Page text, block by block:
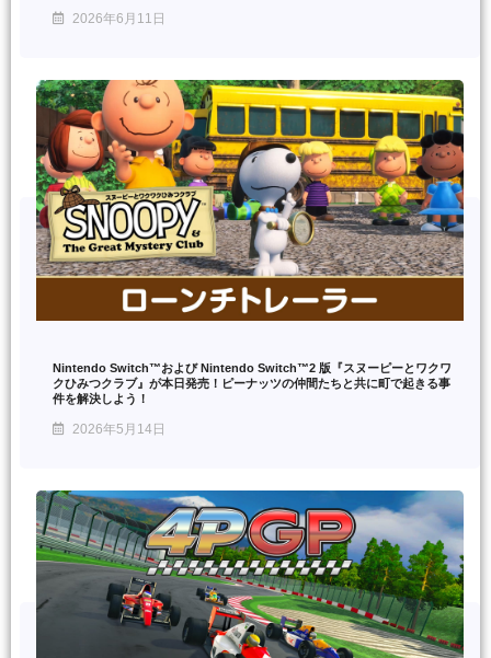
2026年6月11日
Nintendo Switch™および Nintendo Switch™2 版『スヌーピーとワクワ
クひみつクラブ』が本日発売！ピーナッツの仲間たちと共に町で起きる事
件を解決しよう！
2026年5月14日